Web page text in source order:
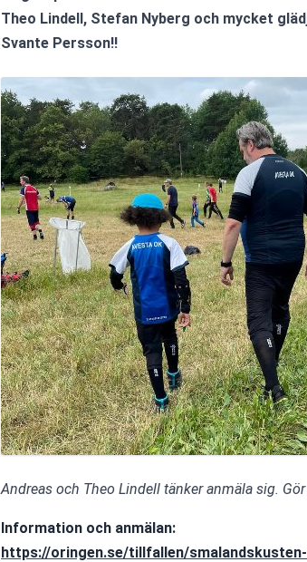
Theo Lindell, Stefan Nyberg och mycket
Svante Persson!!
Andreas och Theo Lindell tänker anmäla sig.
Information och anmälan:
https://oringen.se/tillfallen/